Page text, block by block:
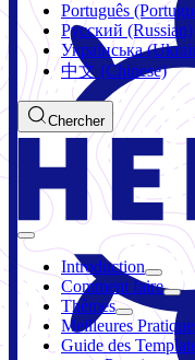
Português
Русский (Russian)
Українська
中文 (Chinese)
Chercher
Introduction
Comment faire
Thèmes
Meilleures
Guide des